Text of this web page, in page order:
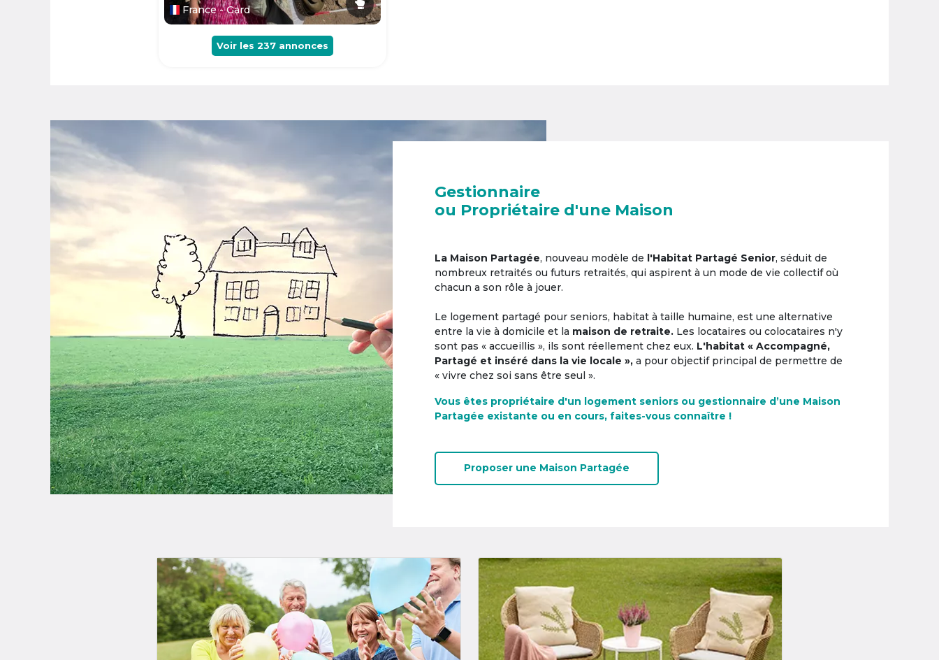
France - Gard
Voir les 237 annonces
Gestionnaire
ou Propriétaire d'une Maison
La Maison Partagée, nouveau modèle de l'Habitat Partagé Senior, séduit de
nombreux retraités ou futurs retraités, qui aspirent à un mode de vie collectif où
chacun a son rôle à jouer.
Le logement partagé pour seniors, habitat à taille humaine, est une alternative
entre la vie à domicile et la maison de retraite. Les locataires ou colocataires n'y
sont pas « accueillis », ils sont réellement chez eux. L'habitat « Accompagné,
Partagé et inséré dans la vie locale », a pour objectif principal de permettre de
« vivre chez soi sans être seul ».
Vous êtes propriétaire d'un logement seniors ou gestionnaire d’une Maison
Partagée existante ou en cours, faites-vous connaître !
Proposer une Maison Partagée